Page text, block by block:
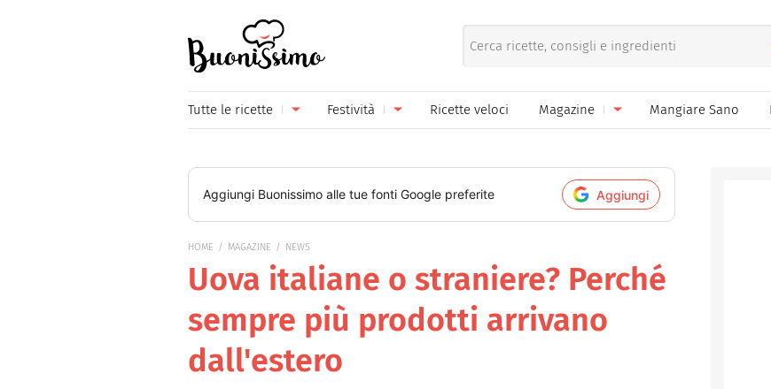
Tutte le ricette
Primi piatti Pane pizza focacce
Secondi piatti Salse e sughi
Piatti unici Marmellate e confetture
Formaggi Ricette di base
Frutta
Festività
Carnevale
Festa della Donna
Halloween
Ricette veloci Magazine Mangiare Sano
Aggiungi Buonissimo alle tue fonti Google preferite Aggiungi
HOME MAGAZINE NEWS
Uova italiane o straniere? Perché
sempre più prodotti arrivano
dall'estero